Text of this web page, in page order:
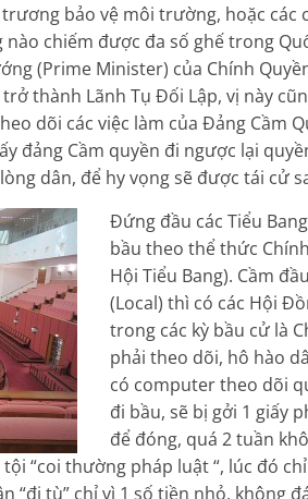
bảo vệ môi trường, hoặc các
chiếm được đa số ghế trong
(Prime Minister) của Chính
thành Lãnh Tụ Đối Lập, vị này
dõi các việc làm của Đảng Cầm
đảng Cầm quyền đi ngược lại
dân, để hy vọng sẽ được tái cử
Đứng đầu các Tiểu
bầu theo thể thức
Hội Tiểu Bang). Cầm
(Local) thì có các Hội
trong các kỳ bầu cử là
phải theo dõi, hô hào
có computer theo dõi
đi bầu, sẽ bị gởi 1 giấy
để đóng, quá 2 tuần
“coi thường pháp luật “, lúc đó
“đi tù” chỉ vì 1 số tiền nhỏ, không